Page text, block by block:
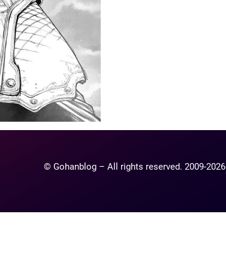
© Gohanblog – All rights reserved. 2009-2026